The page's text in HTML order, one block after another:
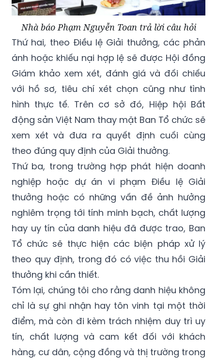
Nhà báo Phạm Nguyễn Toan trả lời câu hỏi
Thứ hai, theo Điều lệ Giải thưởng, các phản
ánh hoặc khiếu nại hợp lệ sẽ được Hội đồng
Giám khảo xem xét, đánh giá và đối chiếu
với hồ sơ, tiêu chí xét chọn cũng như tình
hình thực tế. Trên cơ sở đó, Hiệp hội Bất
động sản Việt Nam thay mặt Ban Tổ chức sẽ
xem xét và đưa ra quyết định cuối cùng
theo đúng quy định của Giải thưởng.
Thứ ba, trong trường hợp phát hiện doanh
nghiệp hoặc dự án vi phạm Điều lệ Giải
thưởng hoặc có những vấn đề ảnh hưởng
nghiêm trọng tới tính minh bạch, chất lượng
hay uy tín của danh hiệu đã được trao, Ban
Tổ chức sẽ thực hiện các biện pháp xử lý
theo quy định, trong đó có việc thu hồi Giải
thưởng khi cần thiết.
Tóm lại, chúng tôi cho rằng danh hiệu không
chỉ là sự ghi nhận hay tôn vinh tại một thời
điểm, mà còn đi kèm trách nhiệm duy trì uy
tín, chất lượng và cam kết đối với khách
hàng, cư dân, cộng đồng và thị trường trong